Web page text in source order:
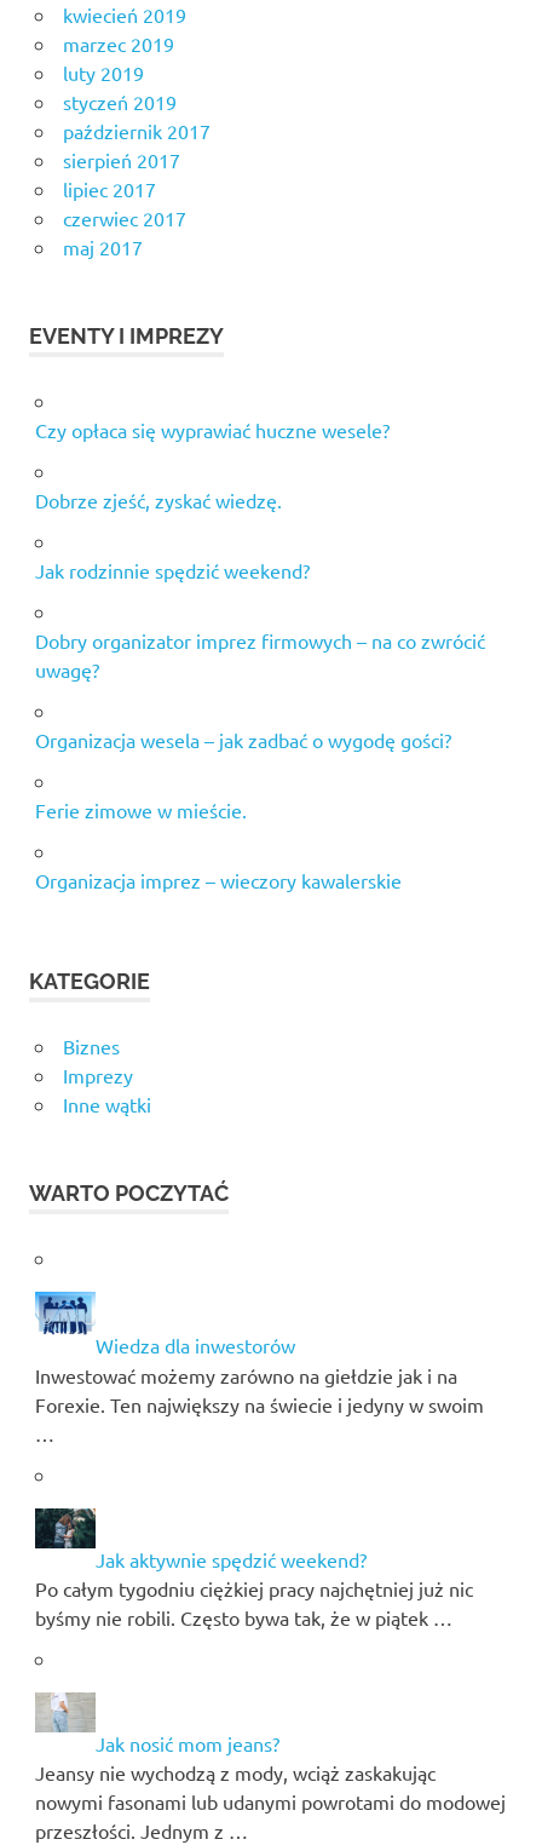
kwiecień 2019
marzec 2019
luty 2019
styczeń 2019
październik 2017
sierpień 2017
lipiec 2017
czerwiec 2017
maj 2017
EVENTY I IMPREZY
Czy opłaca się wyprawiać huczne wesele?
Dobrze zjeść, zyskać wiedzę.
Jak rodzinnie spędzić weekend?
Dobry organizator imprez firmowych – na co zwrócić
uwagę?
Organizacja wesela – jak zadbać o wygodę gości?
Ferie zimowe w mieście.
Organizacja imprez – wieczory kawalerskie
KATEGORIE
Biznes
Imprezy
Inne wątki
WARTO POCZYTAĆ
Wiedza dla inwestorów
Inwestować możemy zarówno na giełdzie jak i na
Forexie. Ten największy na świecie i jedyny w swoim
Jak aktywnie spędzić weekend?
Po całym tygodniu ciężkiej pracy najchętniej już nic
byśmy nie robili. Często bywa tak, że w piątek …
Jak nosić mom jeans?
Jeansy nie wychodzą z mody, wciąż zaskakując
nowymi fasonami lub udanymi powrotami do modowej
przeszłości. Jednym z …